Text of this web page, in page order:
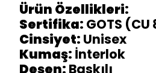
Ürün Özellikleri:
Sertifika: GOTS
Cinsiyet: Unisex
Kumaş: İnterlok
Desen: Baskılı